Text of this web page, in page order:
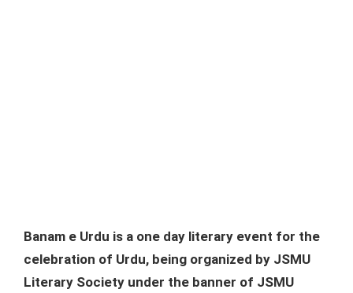
Banam e Urdu is a one day literary event for the
celebration of Urdu, being organized by JSMU
Literary Society under the banner of JSMU